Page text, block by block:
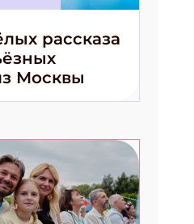
рассказа
Москвы